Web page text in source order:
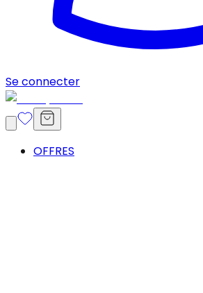
Se connecter
OFFRES